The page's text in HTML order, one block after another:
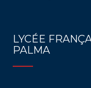
LYCÉE
PALMA